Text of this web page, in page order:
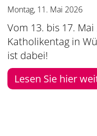
Montag, 11. Mai 2026
Vom 13. bis 17.
Katholikentag in
ist dabei!
Lesen Sie hier